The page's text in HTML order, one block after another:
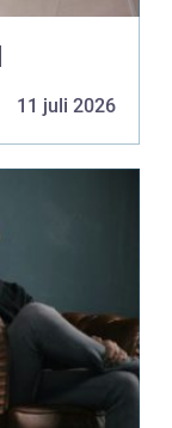
11 juli 2026